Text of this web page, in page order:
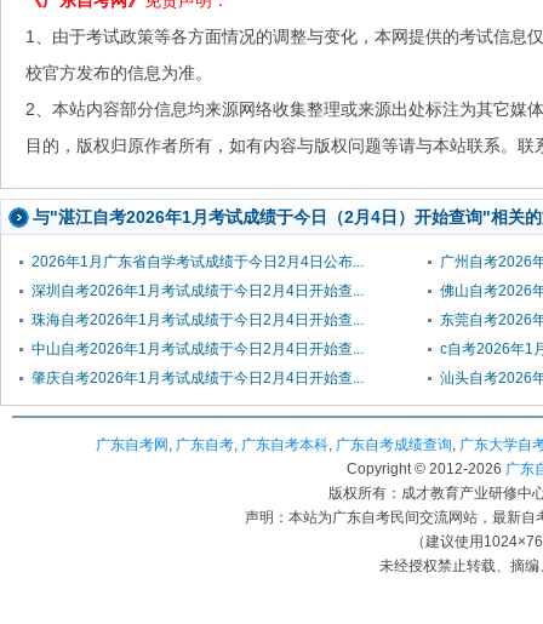
1、由于考试政策等各方面情况的调整与变化，本网提供的考试信息
校官方发布的信息为准。
2、本站内容部分信息均来源网络收集整理或来源出处标注为其它媒
目的，版权归原作者所有，如有内容与版权问题等请与本站联系。
与"湛江自考2026年1月考试成绩于今日（2月4日）开始查询"相关
2026年1月广东省自学考试成绩于今日2月4日公布...
广州自考2026
深圳自考2026年1月考试成绩于今日2月4日开始查...
佛山自考2026
珠海自考2026年1月考试成绩于今日2月4日开始查...
东莞自考2026
中山自考2026年1月考试成绩于今日2月4日开始查...
c自考2026年1
肇庆自考2026年1月考试成绩于今日2月4日开始查...
汕头自考2026
广东自考网 , 广东自考, 广东自考本科, 广东自考成绩查询, 广东大学自
Copyright © 2012-2026 广东
版权所有：成才教育产业研修中
声明：本站为广东自考民间交流网站，最新
（建议使用
未经授权禁止转载、摘